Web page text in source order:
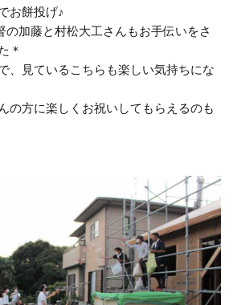
お餅投げ♪
の加藤と村松大工さんもお手伝いをさ
＊
、見ているこちらも楽しい気持ちにな
の方に楽しくお祝いしてもらえるのも